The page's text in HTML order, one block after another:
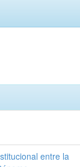
entre la